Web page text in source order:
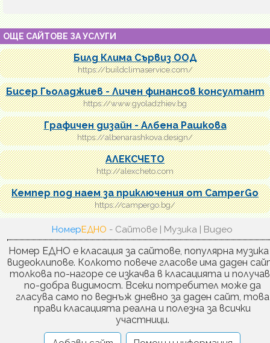
ОЩЕ САЙТОВЕ ЗА УСЛУГИ
Билд Клима Сървиз ООД
https://buildclimaservice.com/
Бисер Гьоладжиев - Личен финансов консултант
https://www.gyoladzhiev.bg
Графичен дизайн - Албена Рашкова
https://albenarashkova.design/
АЛЕКСЧЕТО
http://alexcheto.com
Кемпер под наем за приключения от CamperGo
https://campergo.bg/
НомерЕДНО - Сайтове | Музика | Видео
Номер ЕДНО е класация за сайтове, популярна музика
видеоклипове. Колкото повече гласове има даден
толкова по-нагоре се изкачва в класацията и
по-добра видимост. Всеки потребител може да
гласува само по веднъж дневно за даден сайт, това
прави класацията реална и полезна за всички
участници.